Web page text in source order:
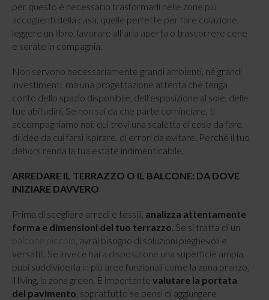
per questo è necessario trasformarli nelle zone più
accoglienti della casa, quelle perfette per fare colazione,
leggere un libro, lavorare all’aria aperta o trascorrere cene
e serate in compagnia.
Non servono necessariamente grandi ambienti, né grandi
investimenti, ma una progettazione attenta che tenga
conto dello spazio disponibile, dell’esposizione al sole, delle
tue abitudini. Se non sai da che parte cominciare, ti
accompagniamo noi: qui trovi una scaletta di cose da fare,
di idee da cui farsi ispirare, di errori da evitare. Perché il tuo
dehors renda la tua estate indimenticabile.
ARREDARE IL TERRAZZO O IL BALCONE: DA DOVE
INIZIARE DAVVERO
Prima di scegliere arredi e tessili, analizza attentamente
forma e dimensioni del tuo terrazzo . Se si tratta di un
balcone piccolo , avrai bisogno di soluzioni pieghevoli e
versatili. Se invece hai a disposizione una superficie ampia,
puoi suddividerla in più aree funzionali come la zona pranzo,
il living, la zona green. È importante valutare la portata
del pavimento , soprattutto se pensi di aggiungere